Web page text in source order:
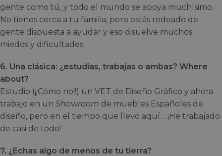
gente como tú, y todo el mundo se apoya muchísimo.
No tienes cerca a tu familia, pero estás rodeado de
gente dispuesta a ayudar y eso disuelve muchos
miedos y dificultades.
6. Una clásica: ¿estudias, trabajas o ambas? Where
about?
Estudio (¡¡Cómo no!!) un VET de Diseño Gráfico y ahora
trabajo en un Showroom de muebles Españoles de
diseño, pero en el tiempo que llevo aquí… ¡He trabajado
de casi de todo!
7. ¿Echas algo de menos de tu tierra?